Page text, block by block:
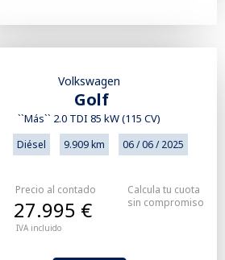
Volkswagen
Golf
``Más`` 2.0 TDI 85 kW (115 CV)
Diésel 9.909 km 06 / 06 / 2025
Precio al contado
IVA incluido
27.995 €
Calcula tu cuota
sin compromiso